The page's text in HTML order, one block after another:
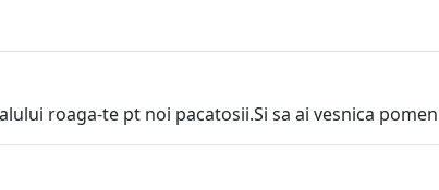
roaga-te pt noi pacatosii.Si sa ai vesnica